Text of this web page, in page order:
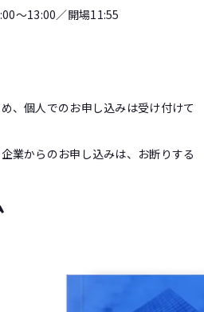
〜13:00／開場11:55
、個人でのお申し込みは受け付けて
業からのお申し込みは、お断りする